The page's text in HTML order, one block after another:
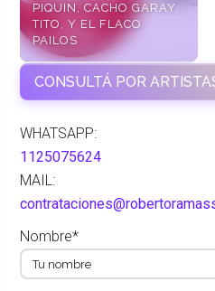
PIQUIN, CACHO GARAY,
TITO, Y EL FLACO
PAILOS
CONSULTÁ POR
WHATSAPP:
1125075624
MAIL:
Nombre*